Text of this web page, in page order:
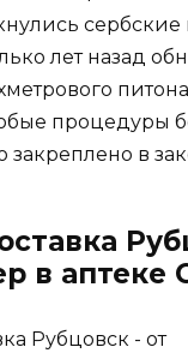
сербские
лет назад
процедуры
закреплено в
в аптеке
Рубцовск - от